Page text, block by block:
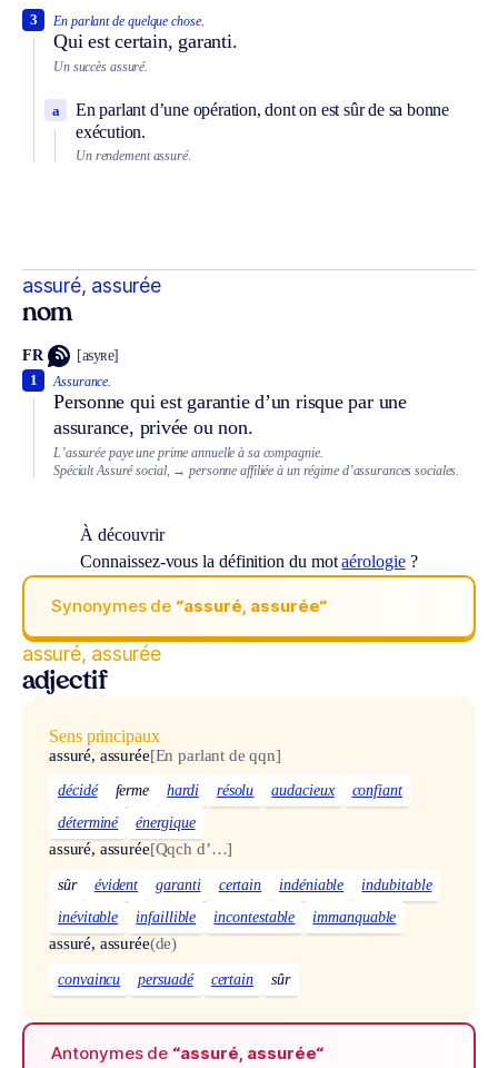
En parlant de quelque chose.
Qui est certain, garanti.
3
Un succès assuré.
En parlant d’une opération, dont on est sûr de sa bonne
exécution.
a
Un rendement assuré.
assuré, assurée
nom
FR [asyʀe]
Assurance.
Personne qui est garantie d’un risque par une
assurance, privée ou non.
1
L’assurée paye une prime annuelle à sa compagnie.
Spécialt Assuré social, → personne affiliée à un régime d’assurances sociales.
À découvrir
Connaissez-vous la définition du motaérologie?
Synonymes de “assuré, assurée“
assuré, assurée
adjectif
Sens principaux
assuré, assurée[En parlant de qqn]
décidé ferme hardi résolu audacieux
confiant
déterminé
énergique
assuré, assurée[Qqch d’…]
sûr évident garanti certain indéniable
indubitable
inévitable
infaillible incontestable immanquable
assuré, assurée(de)
convaincu persuadé certain sûr
Antonymes de “assuré, assurée“